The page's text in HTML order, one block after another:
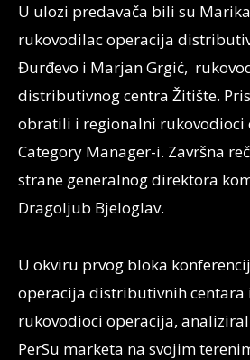
U ulozi predavača bili su
rukovodilac operacija
Đurđevo i Marjan Grgić,
distributivnog centra Žitište.
obratili i regionalni rukovodioci
Category Manager-i. Završna
strane generalnog direktora
Dragoljub Bjeloglav.
U okviru prvog bloka
operacija distributivnih centara
rukovodioci operacija,
PerSu marketa na svojim